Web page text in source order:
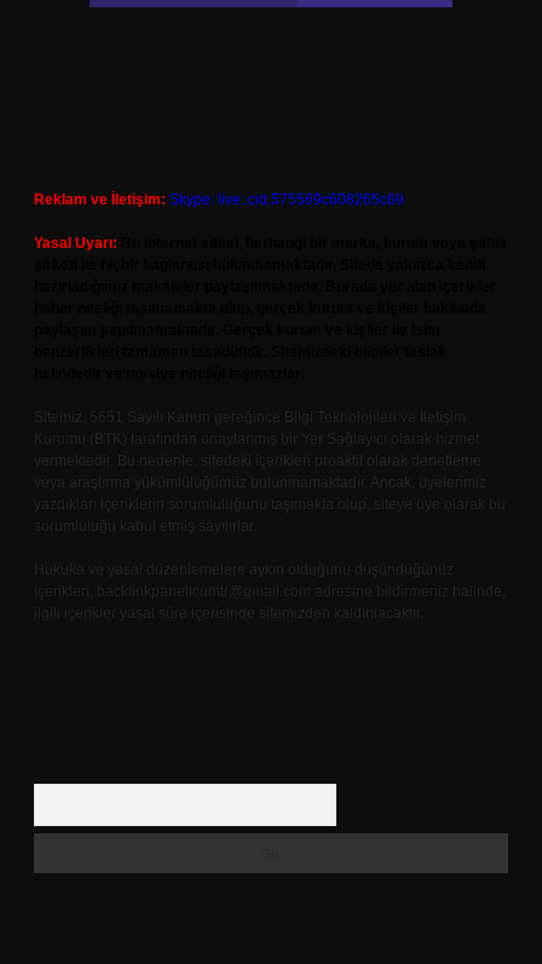
Reklam ve İletişim: Skype: live:.cid.575569c608265c69
Yasal Uyarı:
Sitemiz, 5651 Sayılı Kanun gereğince Bilgi Teknolojileri ve İletişim
Kurumu (BTK) tarafından onaylanmış bir Yer Sağlayıcı olarak hizmet
vermektedir. Bu nedenle, sitedeki içerikleri proaktif olarak denetleme
veya araştırma yükümlülüğümüz bulunmamaktadır. Ancak, üyelerimiz
yazdıkları içeriklerin sorumluluğunu taşımakta olup, siteye üye olarak bu
sorumluluğu kabul etmiş sayılırlar.
Hukuka ve yasal düzenlemelere aykırı olduğunu düşündüğünüz
içerikleri, backlinkpanelicomtr@gmail.com adresine bildirmeniz halinde,
ilgili içerikler yasal süre içerisinde sitemizden kaldırılacaktır.